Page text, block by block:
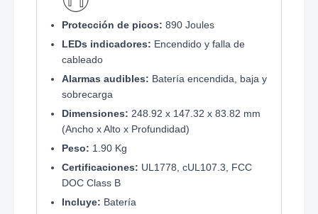
Protección de picos: 890 Joules
LEDs indicadores: Encendido y falla de
cableado
Alarmas audibles: Batería encendida, baja y
sobrecarga
Dimensiones: 248.92 x 147.32 x 83.82 mm
(Ancho x Alto x Profundidad)
Peso: 1.90 Kg
Certificaciones: UL1778, cUL107.3, FCC
DOC Class B
Incluye: Batería